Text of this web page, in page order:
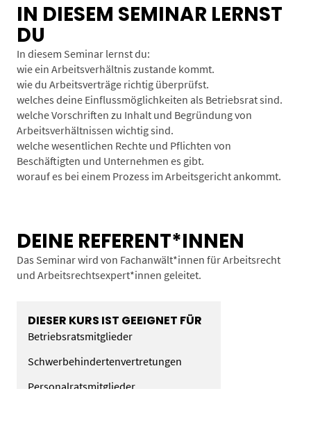
IN DIESEM SEMINAR LERNST
DU
In diesem Seminar lernst du:
wie ein Arbeitsverhältnis zustande kommt.
wie du Arbeitsverträge richtig überprüfst.
welches deine Einflussmöglichkeiten als Betriebsrat sind.
welche Vorschriften zu Inhalt und Begründung von
Arbeitsverhältnissen wichtig sind.
welche wesentlichen Rechte und Pflichten von
Beschäftigten und Unternehmen es gibt.
worauf es bei einem Prozess im Arbeitsgericht ankommt.
DEINE REFERENT*INNEN
Das Seminar wird von Fachanwält*innen für Arbeitsrecht
und Arbeitsrechtsexpert*innen geleitet.
DIESER KURS IST GEEIGNET FÜR
Betriebsratsmitglieder
Schwerbehindertenvertretungen
Personalratsmitglieder